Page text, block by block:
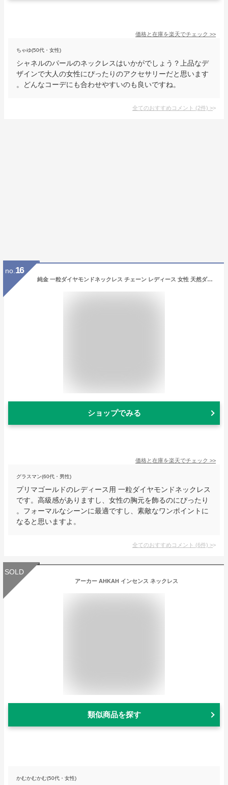
価格と在庫を楽天でチェック >>
ちゃゆ(50代・女性)
シャネルのパールのネックレスはいかがでしょう？上品なデ
ザインで大人の女性にぴったりのアクセサリーだと思います
。どんなコーデにも合わせやすいのも良いですね。
全てのおすすめコメント (2件) >
no. 16
純金 一粒ダイヤモンドネックレス チェーン レディース 女性 天然ダイヤ 宝石 ゴールド K24 24金 ジュエリー アクセサリー ブランド PRIMAGOLD プリマゴールド 送料無料（即日お届け）
ショップでみる
価格と在庫を楽天でチェック >>
グラスマン(60代・男性)
プリマゴールドのレディース用 一粒ダイヤモンドネックレス
です。高級感がありますし、女性の胸元を飾るのにぴったり
。フォーマルなシーンに最適ですし、素敵なワンポイントに
なると思いますよ。
全てのおすすめコメント (6件) >
SOLD
アーカー AHKAH インセンス ネックレス
類似商品を探す
かむかむかむ(50代・女性)